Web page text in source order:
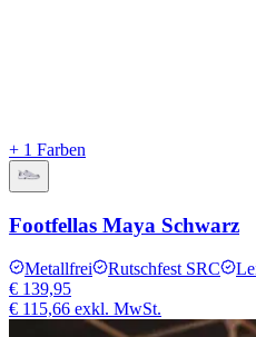
+ 1 Farben
Footfellas Maya Schwarz
Metallfrei Rutschfest SRC
€ 139,95
€ 115,66 exkl. MwSt.